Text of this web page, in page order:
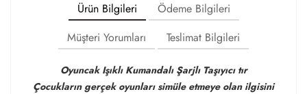
Ürün Bilgileri
Ödeme Bilgileri
Müşteri Yorumları
Teslimat Bilgileri
Oyuncak Işıklı Kumandalı Şarjlı Taşıyıcı tır
Çocukların gerçek oyunları simüle etmeye olan ilgisini